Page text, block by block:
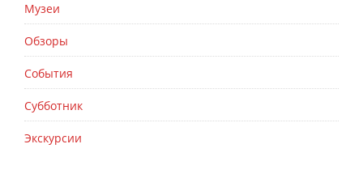
Музеи
Обзоры
События
Субботник
Экскурсии